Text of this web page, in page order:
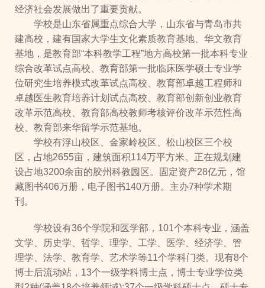
经济社会发展做出了重要贡献。
学校是山东省属重点综合大学，山东省与青岛市共
建高校，建有国家大学生文化素质教育基地、华文教育
基地，是教育部“本科教学工程”地方高校第一批本科专业
综合改革试点高校、教育部第一批临床医学硕士专业学
位研究生培养模式改革试点高校、教育部卓越工程师和
卓越医生教育培养计划试点高校、教育部创新创业教育
改革示范高校、教育部高校教师考核评价改革示范性高
校、教育部来华留学示范基地。
学校有浮山校区、金家岭校区、松山校区三个校
区，占地2655亩，建筑面积114万平方米。正在规划建
设占地3200余亩的胶州科教园区。固定资产28亿元，馆
藏图书406万册，电子图书140万册。主办7种学术期
刊。
学校设有36个学院和医学部，101个本科专业，涵盖
文学、历史学、哲学、理学、工学、医学、经济学、管
理学、法学、教育学、艺术学等11个学科门类。现有8个
博士后流动站，13个一级学科博士点，博士专业学位类